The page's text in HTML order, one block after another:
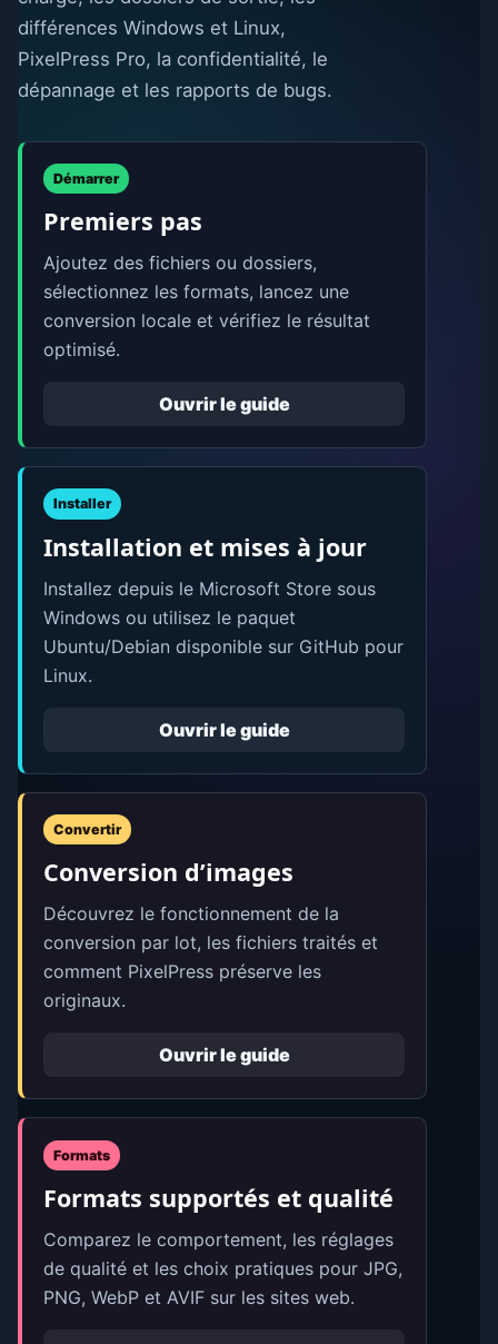
différences Windows et Linux,
PixelPress Pro, la confidentialité, le
dépannage et les rapports de bugs.
Démarrer
Premiers pas
Ajoutez des fichiers ou dossiers,
sélectionnez les formats, lancez une
conversion locale et vérifiez le résultat
optimisé.
Ouvrir le guide
Installer
Installation et mises à jour
Installez depuis le Microsoft Store sous
Windows ou utilisez le paquet
Ubuntu/Debian disponible sur GitHub pour
Linux.
Ouvrir le guide
Convertir
Conversion d’images
Découvrez le fonctionnement de la
conversion par lot, les fichiers traités et
comment PixelPress préserve les
originaux.
Ouvrir le guide
Formats
Formats supportés et qualité
Comparez le comportement, les réglages
de qualité et les choix pratiques pour JPG,
PNG, WebP et AVIF sur les sites web.